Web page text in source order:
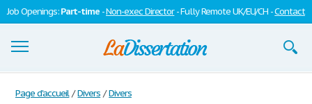
Job Openings:Part-time -Non-exec Director- Fully Remote UK/EU/CH -Contact
Dissertations
Page d'accueil / Divers / Divers